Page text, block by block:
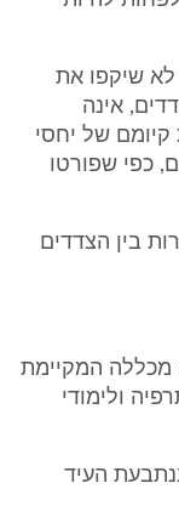
לא שיקפו את
אינה
קיומם של יחסי
כפי שפורטו
בין הצדדים
מכללה המקיימת
ולימודי
העיד